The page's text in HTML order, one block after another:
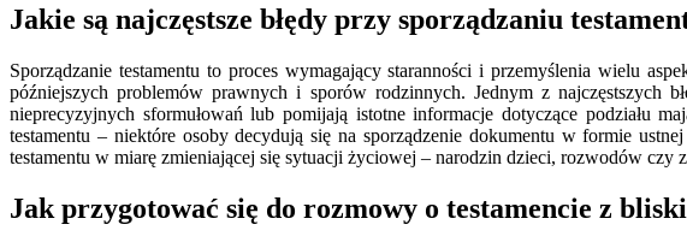
Jakie są najczęstsze błędy przy sporządzaniu
Sporządzanie testamentu to proces wymagający staranności i przemyślenia wielu
późniejszych problemów prawnych i sporów rodzinnych. Jednym z najczęstszych
nieprecyzyjnych sformułowań lub pomijają istotne informacje dotyczące podziału
testamentu – niektóre osoby decydują się na sporządzenie dokumentu w formie
testamentu w miarę zmieniającej się sytuacji życiowej – narodzin dzieci, rozwodów czy
Jak przygotować się do rozmowy o testamencie z